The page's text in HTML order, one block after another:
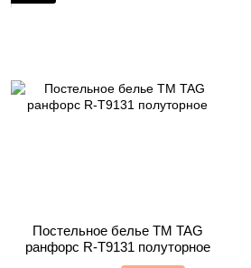
Постельное белье TM TAG
ранфорс R-T9131 полуторное